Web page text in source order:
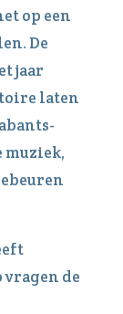
op een
De
jaar
laten
muziek,
vragen de